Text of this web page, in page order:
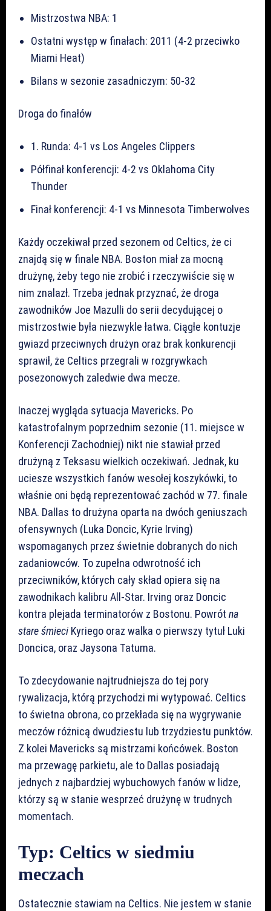
Mistrzostwa NBA: 1
Ostatni występ w finałach: 2011 (4-2 przeciwko
Miami Heat)
Bilans w sezonie zasadniczym: 50-32
Droga do finałów
1. Runda: 4-1 vs Los Angeles Clippers
Półfinał konferencji: 4-2 vs Oklahoma City
Thunder
Finał konferencji: 4-1 vs Minnesota Timberwolves
Każdy oczekiwał przed sezonem od Celtics, że ci
znajdą się w finale NBA. Boston miał za mocną
drużynę, żeby tego nie zrobić i rzeczywiście się w
nim znalazł. Trzeba jednak przyznać, że droga
zawodników Joe Mazulli do serii decydującej o
mistrzostwie była niezwykle łatwa. Ciągłe kontuzje
gwiazd przeciwnych drużyn oraz brak konkurencji
sprawił, że Celtics przegrali w rozgrywkach
posezonowych zaledwie dwa mecze.
Inaczej wygląda sytuacja Mavericks. Po
katastrofalnym poprzednim sezonie (11. miejsce w
Konferencji Zachodniej) nikt nie stawiał przed
drużyną z Teksasu wielkich oczekiwań. Jednak, ku
uciesze wszystkich fanów wesołej koszykówki, to
właśnie oni będą reprezentować zachód w 77. finale
NBA. Dallas to drużyna oparta na dwóch geniuszach
ofensywnych (Luka Doncic, Kyrie Irving)
wspomaganych przez świetnie dobranych do nich
zadaniowców. To zupełna odwrotność ich
przeciwników, których cały skład opiera się na
zawodnikach kalibru All-Star. Irving oraz Doncic
kontra plejada terminatorów z Bostonu. Powrót na
stare śmieci Kyriego oraz walka o pierwszy tytuł Luki
Doncica, oraz Jaysona Tatuma.
To zdecydowanie najtrudniejsza do tej pory
rywalizacja, którą przychodzi mi wytypować. Celtics
to świetna obrona, co przekłada się na wygrywanie
meczów różnicą dwudziestu lub trzydziestu punktów.
Z kolei Mavericks są mistrzami końcówek. Boston
ma przewagę parkietu, ale to Dallas posiadają
jednych z najbardziej wybuchowych fanów w lidze,
którzy są w stanie wesprzeć drużynę w trudnych
momentach.
Typ: Celtics w siedmiu
meczach
Ostatecznie stawiam na Celtics. Nie jestem w stanie